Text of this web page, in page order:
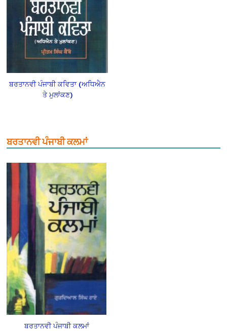
ਬਰਤਾਨਵੀ ਪੰਜਾਬੀ ਕਵਿਤਾ (ਅਧਿਐਨ
ਤੇ ਮੁਲਾਂਕਣ)
ਬਰਤਾਨਵੀ ਪੰਜਾਬੀ ਕਲਮਾਂ
ਬਰਤਾਨਵੀ ਪੰਜਾਬੀ ਕਲਮਾਂ